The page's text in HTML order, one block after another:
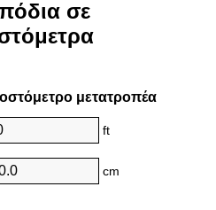
σε
μετατροπέα
ft
cm